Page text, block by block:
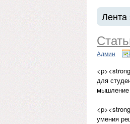
Лента
Админ
для
мышление
умения